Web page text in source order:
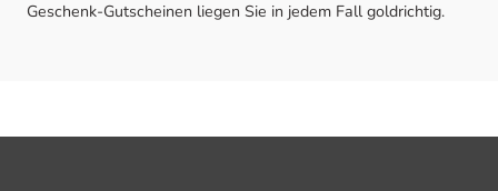
Geschenk-Gutscheinen liegen Sie in jedem Fall goldrichtig.